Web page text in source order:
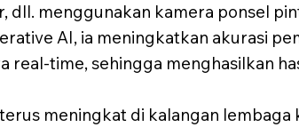
menggunakan kamera ponsel
AI, ia meningkatkan akurasi
real-time, sehingga menghasilkan
meningkat di kalangan lembaga